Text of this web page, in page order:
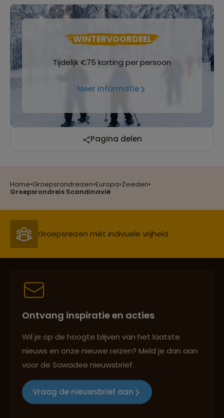
Home•Groepsrondreizen•Europa•Zweden•
Groepsrondreis Scandinavië
WINTERVOORDEEL
Tijdelijk €75 korting per persoon
Meer informatie
Pagina delen
Reizen met oog voor mens, cultuur en milieu
Groepsreizen mét indivuele vrijheid
Persoonlijk en deskundig reisadvies
Best beoordeelde reisroutes
Groepsreizen mét indivuele vrijheid
Ontvang inspiratie en acties
Wil je op de hoogte blijven van het laatste
nieuws en onze nieuwe reizen? Meld je dan aan
voor de Sawadee nieuwsbrief.
Vraag de nieuwsbrief aan